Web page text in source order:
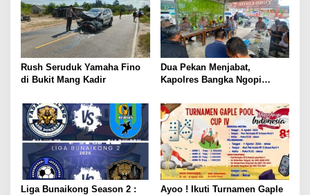
Rush Seruduk Yamaha Fino
di Bukit Mang Kadir
Dua Pekan Menjabat,
Kapolres Bangka Ngopi
Liga Bunaikong Season 2 :
Ayoo ! Ikuti Turnamen Gaple